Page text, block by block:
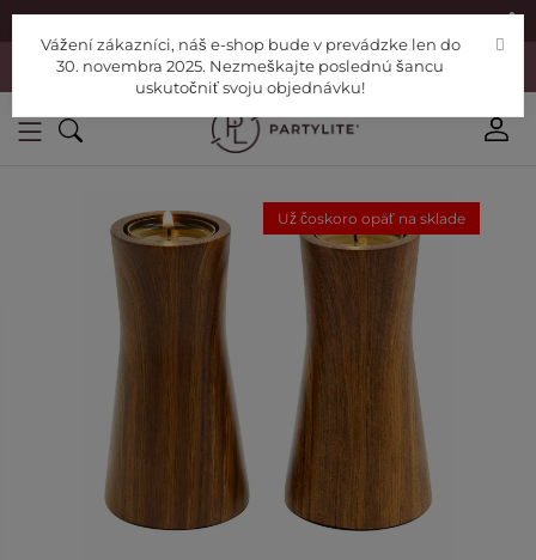
|
Vážení zákazníci, náš e-shop bude v prevádzke len do 30. novembra
2025. Nezmeškajte poslednú šancu uskutočniť svoju objednávku!
Už čoskoro opäť na sklade
Vážení zákazníci, náš e-shop bude v prevádzke len do
30. novembra 2025. Nezmeškajte poslednú šancu
uskutočniť svoju objednávku!